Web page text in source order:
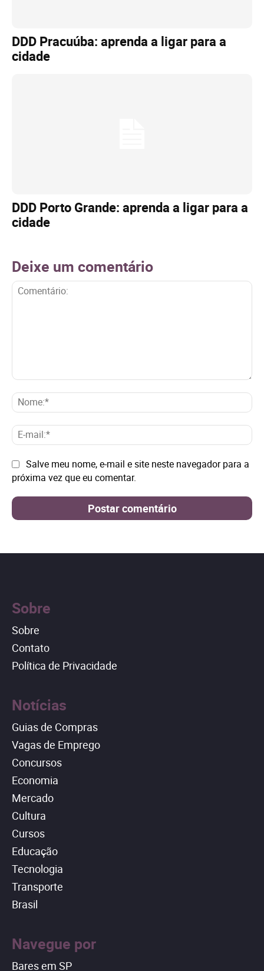
DDD Pracuúba: aprenda a ligar para a
cidade
DDD Porto Grande: aprenda a ligar para a
cidade
Deixe um comentário
E-
Site: Salve meu nome, e-mail e site neste navegador para a
próxima vez que eu comentar.
Sobre
Sobre
Contato
Política de Privacidade
Notícias
Guias de Compras
Vagas de Emprego
Concursos
Economia
Mercado
Cultura
Cursos
Educação
Tecnologia
Transporte
Brasil
Navegue por
Bares em SP